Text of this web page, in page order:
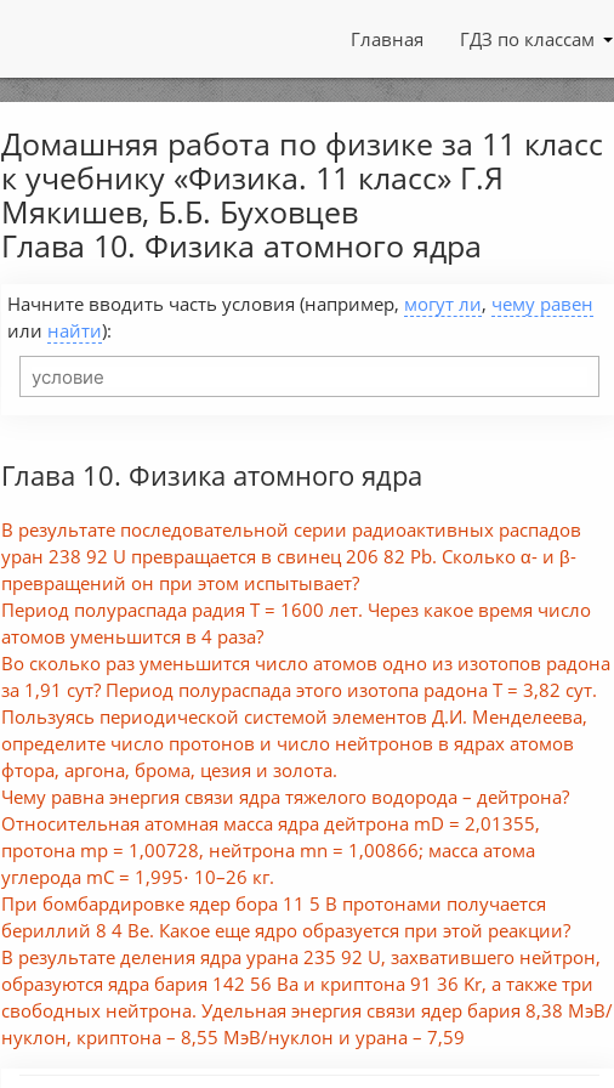
Главная ГДЗ по классам
Домашняя работа по физике за 11 класс
к учебнику «Физика. 11 класс» Г.Я
Мякишев, Б.Б. Буховцев
Глава 10. Физика атомного ядра
Начните вводить часть условия (например, могут ли, чему равен
или найти):
Глава 10. Физика атомного ядра
В результате последовательной серии радиоактивных распадов
уран 238 92 U превращается в свинец 206 82 Pb. Сколько α- и β-
превращений он при этом испытывает?
Период полураспада радия Т = 1600 лет. Через какое время число
атомов уменьшится в 4 раза?
Во сколько раз уменьшится число атомов одно из изотопов радона
за 1,91 сут? Период полураспада этого изотопа радона Т = 3,82 сут.
Пользуясь периодической системой элементов Д.И. Менделеева,
определите число протонов и число нейтронов в ядрах атомов
фтора, аргона, брома, цезия и золота.
Чему равна энергия связи ядра тяжелого водорода – дейтрона?
Относительная атомная масса ядра дейтрона mD = 2,01355,
протона mр = 1,00728, нейтрона mn = 1,00866; масса атома
углерода mС = 1,995⋅ 10–26 кг.
При бомбардировке ядер бора 11 5 В протонами получается
бериллий 8 4 Ве. Какое еще ядро образуется при этой реакции?
В результате деления ядра урана 235 92 U, захватившего нейтрон,
образуются ядра бария 142 56 Ва и криптона 91 36 Kr, а также три
свободных нейтрона. Удельная энергия связи ядер бария 8,38 МэВ/
нуклон, криптона – 8,55 МэВ/нуклон и урана – 7,59